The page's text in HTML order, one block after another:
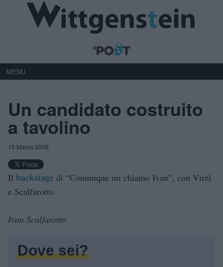
MENU
Un candidato costruito
a tavolino
15 Marzo 2008
Il backstage di “Comunque mi chiamo Ivan”, con Virzì
e Scalfarotto
Ivan Scalfarotto
Dove sei?